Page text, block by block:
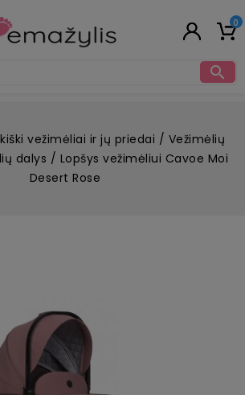
0

vežimėliai ir jų priedai
Vežimėlių
dalys
Lopšys vežimėliui Cavoe Moi
Desert Rose